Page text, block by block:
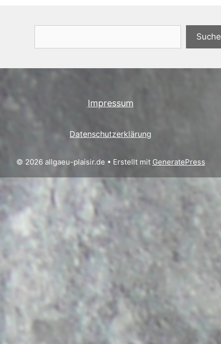
Impressum
Datenschutzerklärung
© 2026 allgaeu-plaisir.de • Erstellt mit GeneratePress